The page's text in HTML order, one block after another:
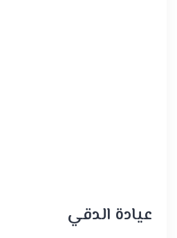
عيادة الدقي